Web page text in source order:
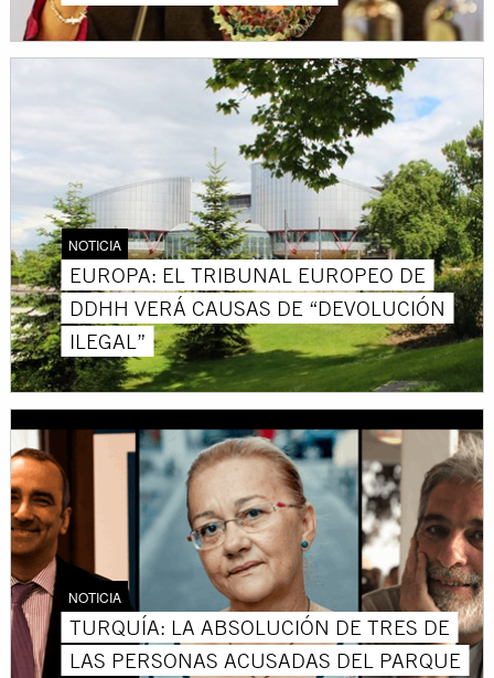
NOTICIA
EUROPA: EL TRIBUNAL EUROPEO DE
DDHH VERÁ CAUSAS DE “DEVOLUCIÓN
ILEGAL”
NOTICIA
TURQUÍA: LA ABSOLUCIÓN DE TRES DE
LAS PERSONAS ACUSADAS DEL PARQUE